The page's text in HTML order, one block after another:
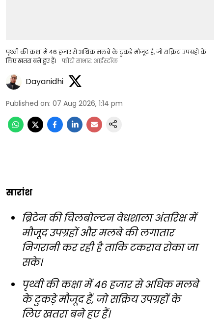
पृथ्वी की कक्षा में 46 हजार से अधिक मलबे के टुकड़े मौजूद हैं, जो सक्रिय उपग्रहों के
लिए खतरा बने हुए हैं।
फोटो साभार: आईस्टॉक
Dayanidhi
Published on: 07 Aug 2026, 1:14 pm
सारांश
ब्रिटेन की चिलबोल्टन वेधशाला अंतरिक्ष में
मौजूद उपग्रहों और मलबे की लगातार
निगरानी कर रही है ताकि टकराव रोका जा
सके।
पृथ्वी की कक्षा में 46 हजार से अधिक मलबे
के टुकड़े मौजूद हैं, जो सक्रिय उपग्रहों के
लिए खतरा बने हुए हैं।